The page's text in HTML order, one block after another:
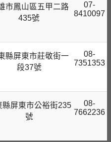
市鳳山區五甲二路
435號
07-
8410097
縣屏東市莊敬街一
段37號
08-
7351353
縣屏東市公裕街235
號
08-
7662236